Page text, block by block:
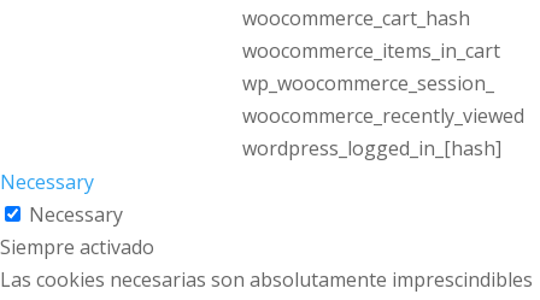
woocommerce_cart_hash
woocommerce_items_in_cart
wp_woocommerce_session_
woocommerce_recently_viewed
wordpress_logged_in_[hash]
Necessary
Necessary
Siempre activado
Las cookies necesarias son absolutamente imprescindibles